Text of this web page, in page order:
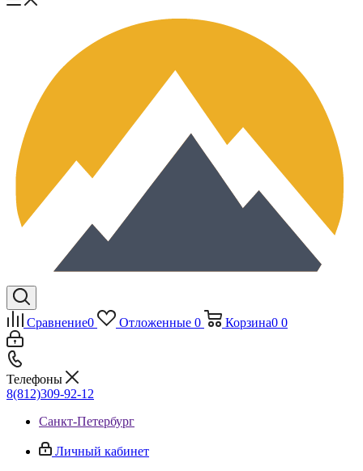
Сравнение0 Отложенные 0 Корзина0 0
Телефоны
8(812)309-92-12
Санкт-Петербург
Личный кабинет